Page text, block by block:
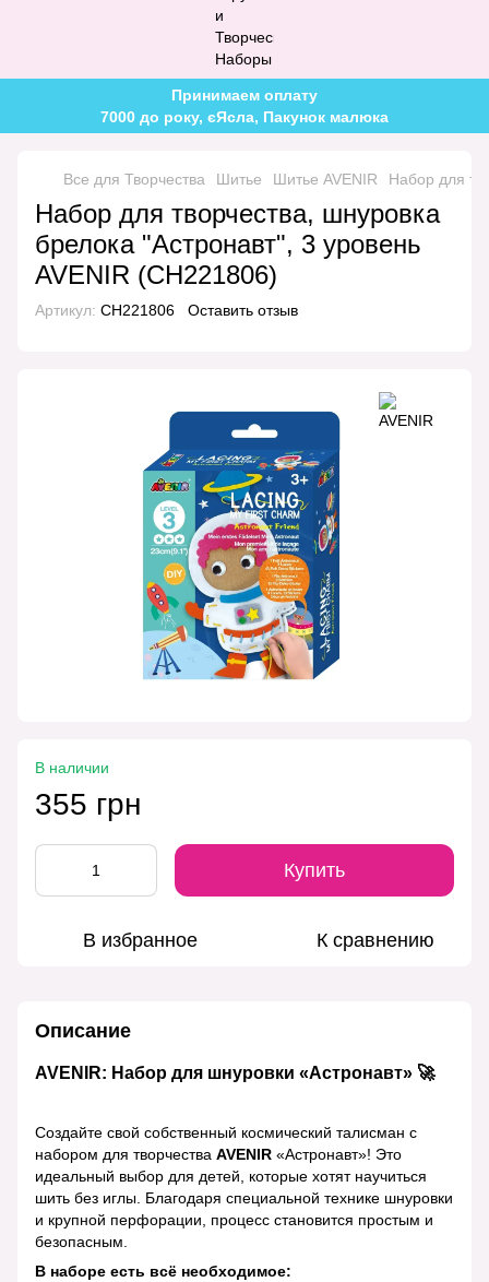
Принимаем оплату
7000 до року, єЯсла, Пакунок малюка
Все для Творчества Шитье Шитье AVENIR Набор для
Набор для творчества, шнуровка
брелока "Астронавт", 3 уровень
AVENIR (CH221806)
Артикул: CH221806 Оставить отзыв
В наличии
355 грн
Купить
В избранное К сравнению
Описание
AVENIR: Набор для шнуровки «Астронавт» 🚀
Создайте свой собственный космический талисман с
набором для творчества AVENIR «Астронавт»! Это
идеальный выбор для детей, которые хотят научиться
шить без иглы. Благодаря специальной технике шнуровки
и крупной перфорации, процесс становится простым и
безопасным.
В наборе есть всё необходимое: